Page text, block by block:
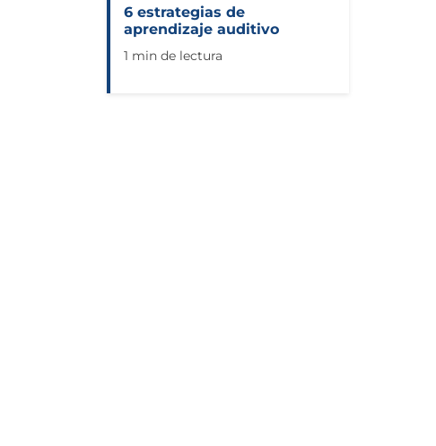
6 estrategias de
aprendizaje auditivo
1 min de lectura